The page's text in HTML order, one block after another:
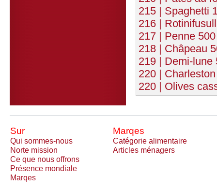
215 | Spaghetti
216 |
217 | Penne
218 | Châpeau
219 | Demi-lune
220 |
220 | Olives
Sur Marqes
Qui sommes-nous
Catégorie alimentaire
Norte mission
Articles ménagers
Ce que nous offrons
Présence mondiale
Marqes